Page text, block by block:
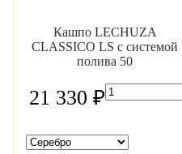
Кашпо LECHUZA
CLASSICO LS с системой
полива 50
21 330 ₽